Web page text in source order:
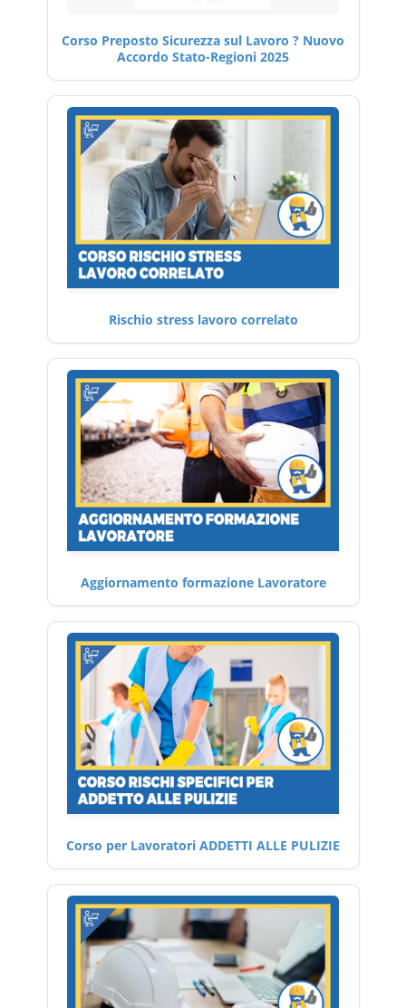
Corso Preposto Sicurezza sul Lavoro ? Nuovo
Accordo Stato-Regioni 2025
Rischio stress lavoro correlato
Aggiornamento formazione Lavoratore
Corso per Lavoratori ADDETTI ALLE PULIZIE